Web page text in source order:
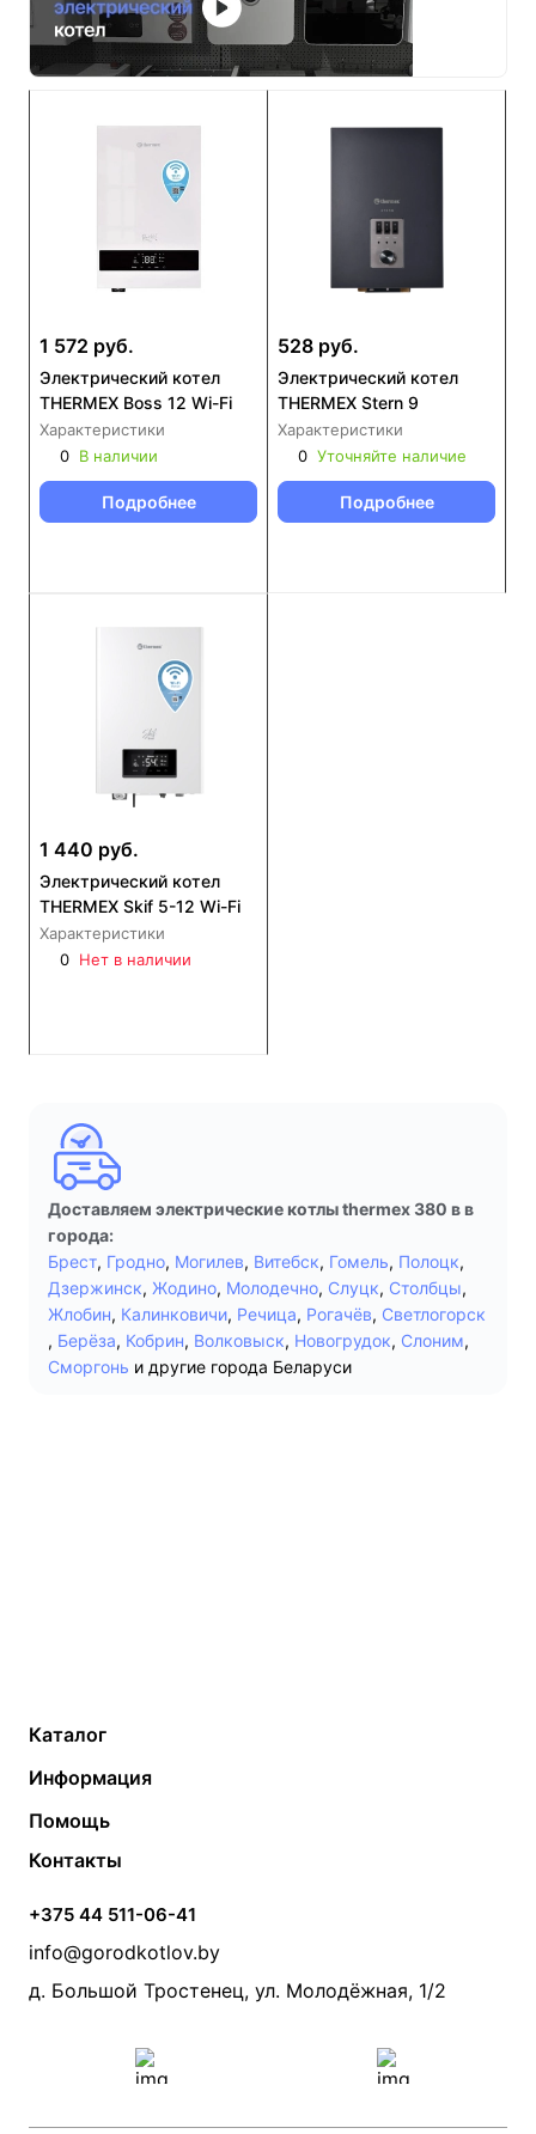
1 572 руб.
Электрический котел
THERMEX Boss 12 Wi-Fi
Характеристики
0 В наличии
Подробнее
528 руб.
Электрический котел
THERMEX Stern 9
Характеристики
0 Уточняйте наличие
Подробнее
1 440 руб.
Электрический котел
THERMEX Skif 5-12 Wi-Fi
Характеристики
0 Нет в наличии
Доставляем электрические котлы thermex 380 в в
города:
Брест, Гродно, Могилев, Витебск, Гомель, Полоцк,
Дзержинск, Жодино, Молодечно, Слуцк, Столбцы,
Жлобин, Калинковичи, Речица, Рогачёв, Светлогорск
, Берёза, Кобрин, Волковыск, Новогрудок, Слоним,
Сморгонь и другие города Беларуси
Каталог
Твердотопливные котлы
Электрические котлы
Банные печи
Камины и печи
Теплый пол
Радиаторы
Насосы
Дымоходы
Информация
Контакты
Статьи
Акции
Производители
Помощь
Монтаж систем отопления
Прайс по монтажу систем отопления
Проект систем отопления
Контакты
+375 44 511-06-41
info@gorodkotlov.by
д. Большой Тростенец, ул. Молодёжная, 1/2